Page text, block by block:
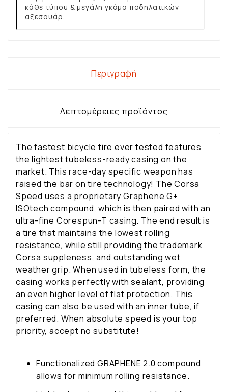
κάθε τύπου & μεγάλη γκάμα ποδηλατικών
αξεσουάρ.
Περιγραφή
Λεπτομέρειες προϊόντος
The fastest bicycle tire ever tested features
the lightest tubeless-ready casing on the
market. This race-day specific weapon has
raised the bar on tire technology! The Corsa
Speed uses a proprietary Graphene G+
ISOtech compound, which is then paired with an
ultra-fine Corespun-T casing. The end result is
a tire that maintains the lowest rolling
resistance, while still providing the trademark
Corsa suppleness, and outstanding wet
weather grip. When used in tubeless form, the
casing works perfectly with sealant, providing
an even higher level of flat protection. This
casing can also be used with an inner tube, if
preferred. When absolute speed is your top
priority, accept no substitute!
Functionalized GRAPHENE 2.0 compound
allows for minimum rolling resistance.